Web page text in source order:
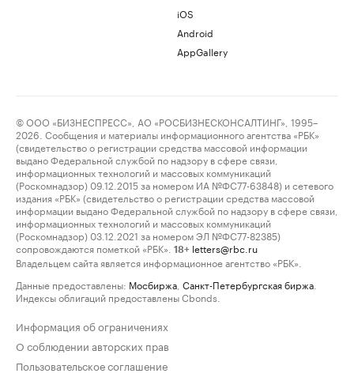
iOS
Android
AppGallery
© ООО «БИЗНЕСПРЕСС», АО «РОСБИЗНЕСКОНСАЛТИНГ», 1995–
2026. Сообщения и материалы информационного агентства «РБК»
(свидетельство о регистрации средства массовой информации
выдано Федеральной службой по надзору в сфере связи,
информационных технологий и массовых коммуникаций
(Роскомнадзор) 09.12.2015 за номером ИА №ФС77-63848) и сетевого
издания «РБК» (свидетельство о регистрации средства массовой
информации выдано Федеральной службой по надзору в сфере связи,
информационных технологий и массовых коммуникаций
(Роскомнадзор) 03.12.2021 за номером ЭЛ №ФС77-82385)
сопровождаются пометкой «РБК».
18+ letters@rbc.ru
Владельцем сайта является информационное агентство «РБК».
Данные предоставлены: Мосбиржа Санкт-Петербургская биржа
Индексы облигаций предоставлены Cbonds.
Информация об ограничениях
О соблюдении авторских прав
Пользовательское соглашение